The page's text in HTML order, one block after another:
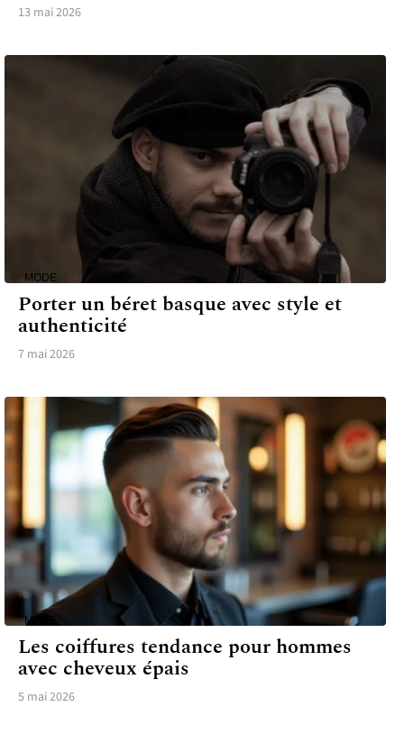
13 mai 2026
MODE
Porter un béret basque avec style et
authenticité
7 mai 2026
MODE
Les coiffures tendance pour hommes
avec cheveux épais
5 mai 2026